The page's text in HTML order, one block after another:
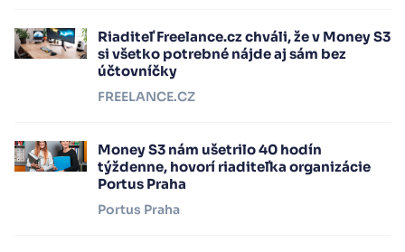
Riaditeľ Freelance.cz chváli, že v Money S3
si všetko potrebné nájde aj sám bez
účtovníčky
FREELANCE.CZ
Money S3 nám ušetrilo 40 hodín
týždenne, hovorí riaditeľka organizácie
Portus Praha
Portus Praha